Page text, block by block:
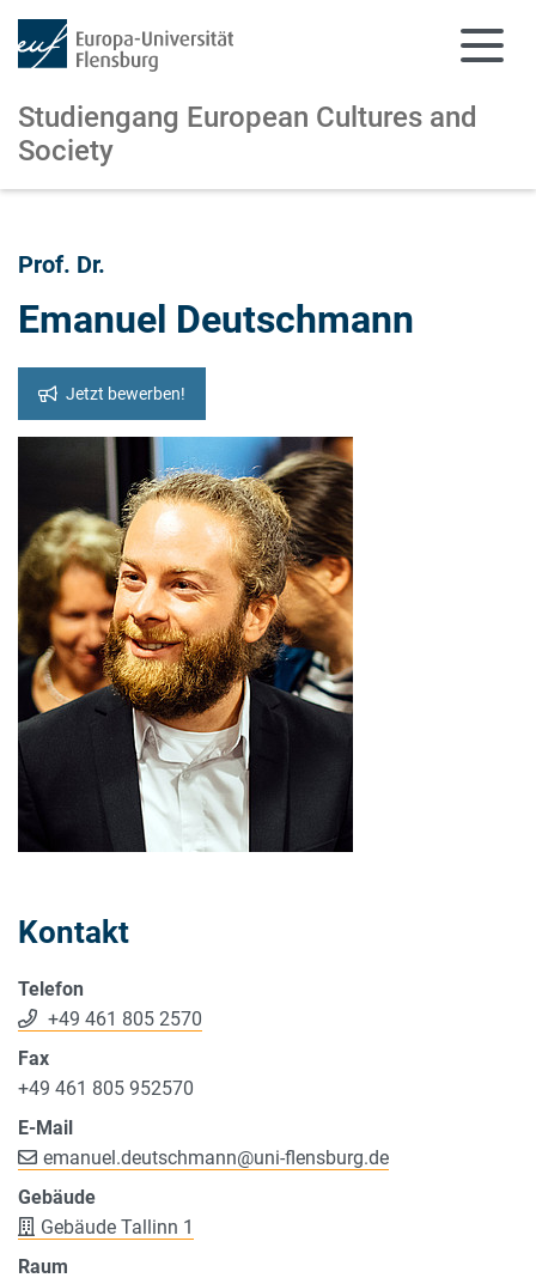
Studiengang European Cultures and
Society
Prof. Dr.
Emanuel Deutschmann
Jetzt bewerben!
Kontakt
Telefon
+49 461 805 2570
Fax
+49 461 805 952570
E-Mail
emanuel.deutschmann@uni-flensburg.de
Gebäude
Gebäude Tallinn 1
Raum